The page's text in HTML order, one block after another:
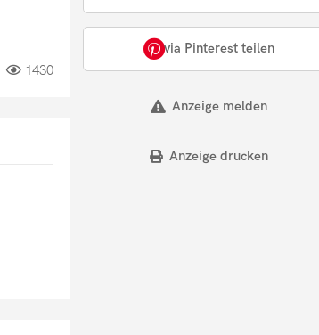
1430
via Pinterest teilen
Anzeige melden
Anzeige drucken